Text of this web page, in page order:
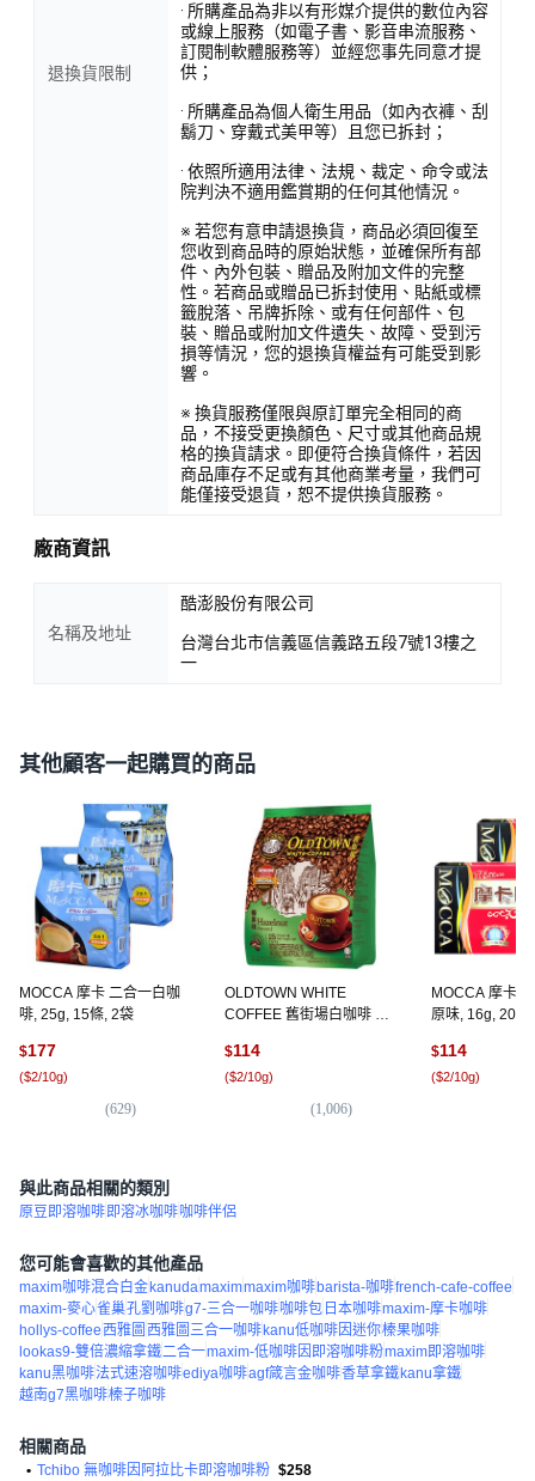
退換貨限制
· 所購產品為非以有形媒介提供的數位內容
或線上服務（如電子書、影音串流服務、
訂閱制軟體服務等）並經您事先同意才提
供；
· 所購產品為個人衛生用品（如內衣褲、刮
鬍刀、穿戴式美甲等）且您已拆封；
· 依照所適用法律、法規、裁定、命令或法
院判決不適用鑑賞期的任何其他情況。
※ 若您有意申請退換貨，商品必須回復至
您收到商品時的原始狀態，並確保所有部
件、內外包裝、贈品及附加文件的完整
性。若商品或贈品已拆封使用、貼紙或標
籤脫落、吊牌拆除、或有任何部件、包
裝、贈品或附加文件遺失、故障、受到污
損等情況，您的退換貨權益有可能受到影
響。
※ 換貨服務僅限與原訂單完全相同的商
品，不接受更換顏色、尺寸或其他商品規
格的換貨請求。即便符合換貨條件，若因
商品庫存不足或有其他商業考量，我們可
能僅接受退貨，恕不提供換貨服務。
廠商資訊
名稱及地址
酷澎股份有限公司
台灣台北市信義區信義路五段7號13樓之
一
其他顧客一起購買的商品
MOCCA 摩卡 二合一白咖
啡, 25g, 15條, 2袋
$177
($2/10g)
(629)
OLDTOWN WHITE
COFFEE 舊街場白咖啡 3
31.6g, 15包, 1袋
$114
($2/10g)
(1,006)
MOCCA 摩卡
原味, 16g, 20包
$114
($2/10g)
與此商品相關的類別
原豆即溶咖啡即溶冰咖啡咖啡伴侶
您可能會喜歡的其他產品
maxim咖啡混合白金kanudamaximmaxim咖啡barista-咖啡french-cafe-coffee
maxim-麥心雀巢孔劉咖啡g7-三合一咖啡咖啡包 日本咖啡maxim-摩卡咖啡
hollys-coffee西雅圖 西雅圖三合一咖啡kanu低咖啡因迷你榛果咖啡
lookas9-雙倍濃縮拿鐵二合一maxim-低咖啡因即溶咖啡粉maxim即溶咖啡
kanu黑咖啡法式速溶咖啡ediya咖啡agf箴言金咖啡香草拿鐵kanu拿鐵
越南g7黑咖啡榛子咖啡
相關商品
• Tchibo 無咖啡因阿拉比卡即溶咖啡粉 $258